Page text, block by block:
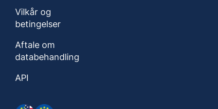
Vilkår og
betingelser
Aftale om
databehandling
API